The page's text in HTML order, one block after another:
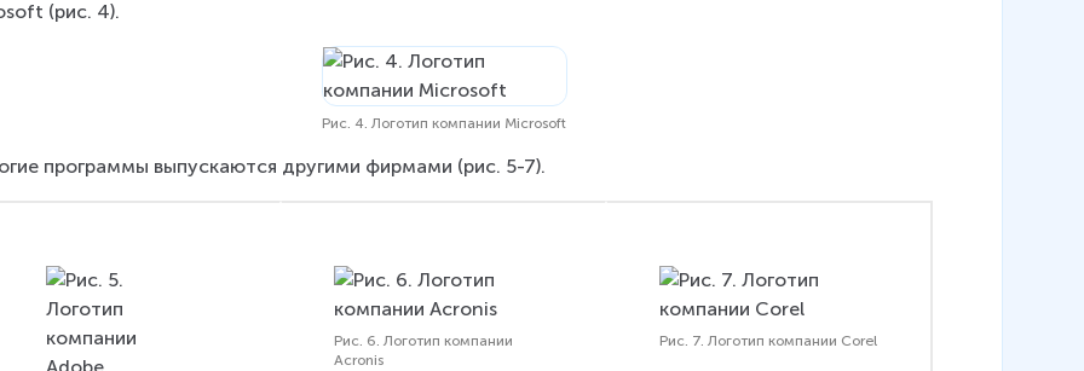
(рис. 4).
Рис. 4. Логотип компании Microsoft
программы выпускаются другими фирмами (рис. 5-7).
Рис. 6. Логотип компании
Acronis
Рис. 7. Логотип компании Corel